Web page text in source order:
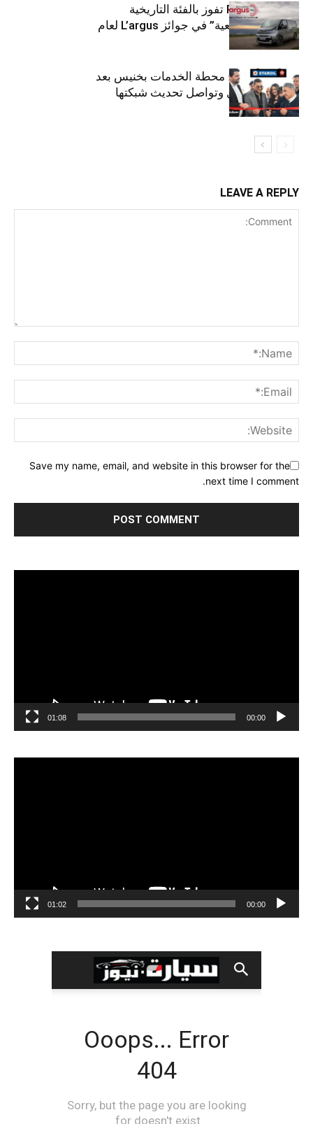
كيا PV5 Cargo تفوز بالفئة التاريخية
“للمركبات النفعية” في جوائز L’argus لعام
2026
ستارأويل تفتتح محطة الخدمات بخنيس بعد
تجديدهابالكامل وتواصل تحديث شبكتها
LEAVE A REPLY
Save my name, email, and website in this browser for the
next time I comment.
00:00
01:08
00:00
01:02